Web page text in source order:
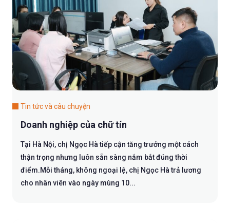
Tin tức và câu chuyện
Doanh nghiệp của chữ tín
Tại Hà Nội, chị Ngọc Hà tiếp cận tăng trưởng một cách
thận trọng nhưng luôn sẵn sàng nắm bắt đúng thời
điểm.Mỗi tháng, không ngoại lệ, chị Ngọc Hà trả lương
cho nhân viên vào ngày mùng 10...